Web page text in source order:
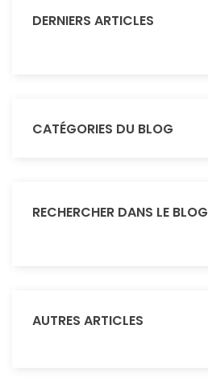
DERNIERS ARTICLES
CATÉGORIES DU BLOG
RECHERCHER DANS LE BLOG
AUTRES ARTICLES